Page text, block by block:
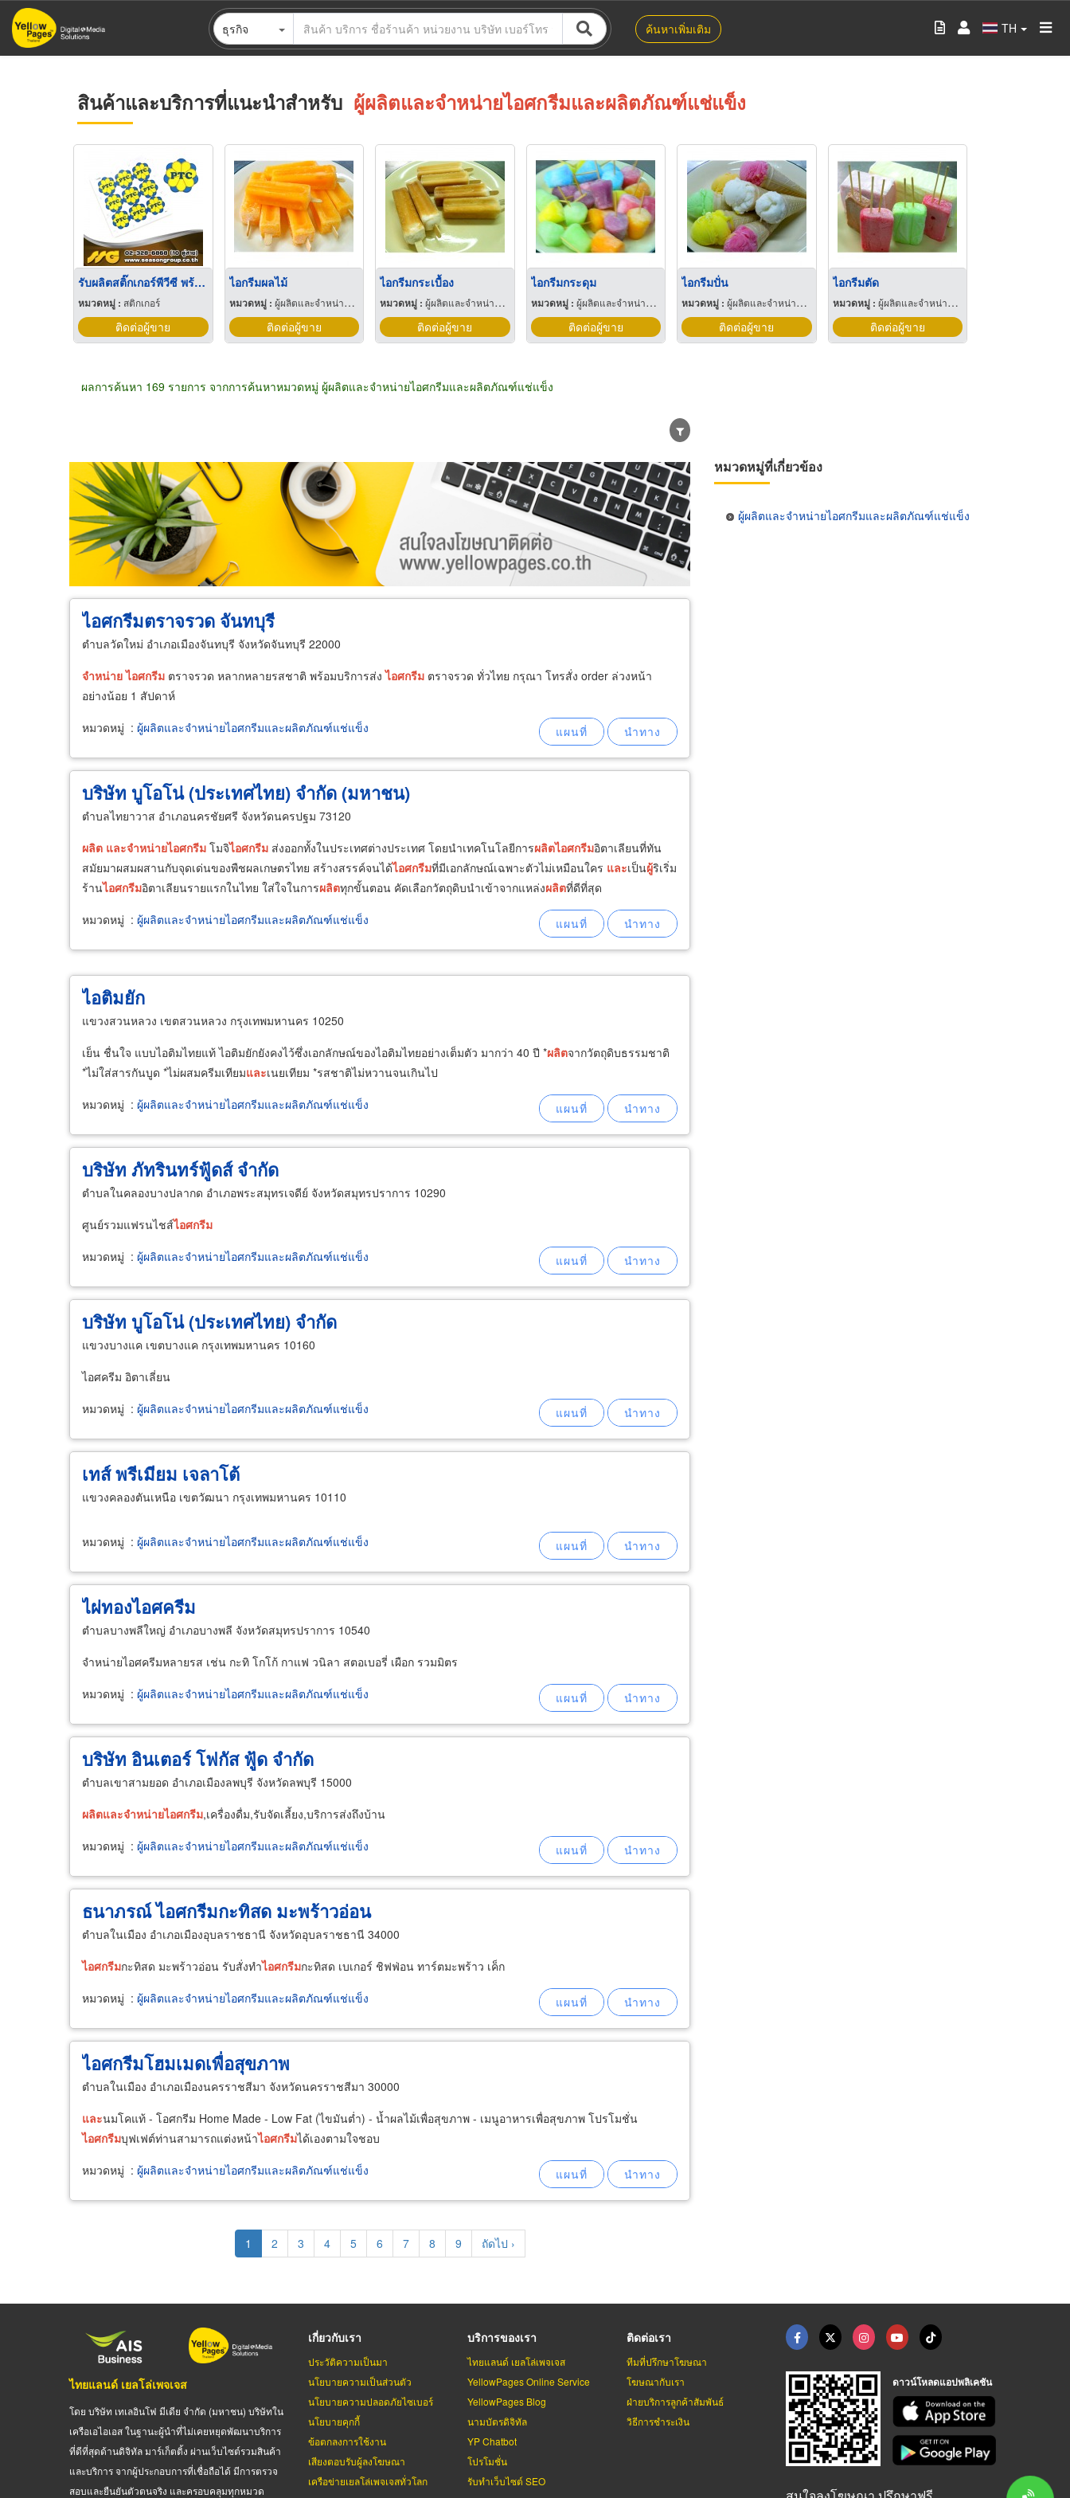
ข้าม
ไป
ธุรกิจ ค้นหาเพิ่มเติม TH
สินค้าและบริการที่แนะนำสำหรับ ผู้ผลิตและจำหน่ายไอศกรีมและผลิตภัณฑ์แช่แข็ง
รับผลิตสติ๊กเกอร์พีวีซี พร้อมไดคัท สติ๊กเกอร์กันน้ำ Sticker PVC
หมวดหมู่ : สติกเกอร์
ติดต่อผู้ขาย
ไอกรีมผลไม้
หมวดหมู่ : ผู้ผลิตและจำหน่ายไอศกรีมและผลิตภัณฑ์แช่แข็ง
ติดต่อผู้ขาย
ไอกรีมกระเบื้อง
หมวดหมู่ : ผู้ผลิตและจำหน่ายไอศกรีมและผลิตภัณฑ์แช่แข็ง
ติดต่อผู้ขาย
ไอกรีมกระดุม
หมวดหมู่ : ผู้ผลิตและจำหน่ายไอศกรีมและผลิตภัณฑ์แช่แข็ง
ติดต่อผู้ขาย
ไอกรีมปั่น
หมวดหมู่ : ผู้ผลิตและจำหน่ายไอศกรีมและผลิตภัณฑ์แช่แข็ง
ติดต่อผู้ขาย
ไอกรีมตัด
หมวดหมู่ : ผู้ผลิตและจำหน่ายไอศกรีมและผลิตภัณฑ์แช่แข็ง
ติดต่อผู้ขาย
ผลการค้นหา 169 รายการ จากการค้นหาหมวดหมู่ ผู้ผลิตและจำหน่ายไอศกรีมและผลิตภัณฑ์แช่แข็ง
ขายส่ง ขายปลีก ผู้ผลิต ตัวแทนจัดจำหน่าย ผู้ส่งออก/นำเข้า ธุรกิจบริการ
ไอศกรีมตราจรวด จันทบุรี
ตำบลวัดใหม่ อำเภอเมืองจันทบุรี จังหวัดจันทบุรี 22000
จำหน่าย ไอศกรีม ตราจรวด หลากหลายรสชาติ พร้อมบริการส่งไอศกรีม ตราจรวด ทั่วไทย กรุณา โทรสั่ง order ล่วงหน้า
อย่างน้อย 1 สัปดาห์
หมวดหมู่ : ผู้ผลิตและจำหน่ายไอศกรีมและผลิตภัณฑ์แช่แข็ง
บริษัท บูโอโน่ (ประเทศไทย) จำกัด (มหาชน)
ตำบลไทยาวาส อำเภอนครชัยศรี จังหวัดนครปฐม 73120
ผลิต และจำหน่ายไอศกรีม โมจิไอศกรีม ส่งออกทั้งในประเทศต่างประเทศ โดยนำเทคโนโลยีการผลิตไอศกรีมอิตาเลียนที่ทัน
สมัยมาผสมผสานกับจุดเด่นของพืชผลเกษตรไทย สร้างสรรค์จนได้ไอศกรีมที่มีเอกลักษณ์เฉพาะตัวไม่เหมือนใคร และเป็นผู้ริเริ่ม
ร้านไอศกรีมอิตาเลียนรายแรกในไทย​ ใส่ใจในการผลิตทุกขั้นตอน คัดเลือกวัตถุดิบนำเข้าจากแหล่งผลิตที่ดีที่สุด
หมวดหมู่ : ผู้ผลิตและจำหน่ายไอศกรีมและผลิตภัณฑ์แช่แข็ง
ไอติมยัก
แขวงสวนหลวง เขตสวนหลวง กรุงเทพมหานคร 10250
เย็น ชื่นใจ แบบไอติมไทยแท้ ไอติมยักยังคงไว้ซึ่งเอกลักษณ์ของไอติมไทยอย่างเต็มตัว มากว่า 40 ปี *ผลิตจากวัตถุดิบธรรมชาติ
*ไม่ใส่สารกันบูด *ไม่ผสมครีมเทียมและเนยเทียม *รสชาติไม่หวานจนเกินไป
หมวดหมู่ : ผู้ผลิตและจำหน่ายไอศกรีมและผลิตภัณฑ์แช่แข็ง
บริษัท ภัทรินทร์ฟู้ดส์ จำกัด
ตำบลในคลองบางปลากด อำเภอพระสมุทรเจดีย์ จังหวัดสมุทรปราการ 10290
ศูนย์รวมแฟรนไชส์ไอศกรีม
หมวดหมู่ : ผู้ผลิตและจำหน่ายไอศกรีมและผลิตภัณฑ์แช่แข็ง
บริษัท บูโอโน่ (ประเทศไทย) จำกัด
แขวงบางแค เขตบางแค กรุงเทพมหานคร 10160
ไอศครีม อิตาเลี่ยน
หมวดหมู่ : ผู้ผลิตและจำหน่ายไอศกรีมและผลิตภัณฑ์แช่แข็ง
เทส์ พรีเมียม เจลาโต้
แขวงคลองตันเหนือ เขตวัฒนา กรุงเทพมหานคร 10110
หมวดหมู่ : ผู้ผลิตและจำหน่ายไอศกรีมและผลิตภัณฑ์แช่แข็ง
ไผ่ทองไอศครีม
ตำบลบางพลีใหญ่ อำเภอบางพลี จังหวัดสมุทรปราการ 10540
จำหน่ายไอศครีมหลายรส เช่น กะทิ โกโก้ กาแฟ วนิลา สตอเบอรี่ เผือก รวมมิตร
หมวดหมู่ : ผู้ผลิตและจำหน่ายไอศกรีมและผลิตภัณฑ์แช่แข็ง
บริษัท อินเตอร์ โฟกัส ฟู้ด จำกัด
ตำบลเขาสามยอด อำเภอเมืองลพบุรี จังหวัดลพบุรี 15000
ผลิตและจำหน่ายไอศกรีม,เครื่องดื่ม,รับจัดเลี้ยง,บริการส่งถึงบ้าน
หมวดหมู่ : ผู้ผลิตและจำหน่ายไอศกรีมและผลิตภัณฑ์แช่แข็ง
ธนาภรณ์ ไอศกรีมกะทิสด มะพร้าวอ่อน
ตำบลในเมือง อำเภอเมืองอุบลราชธานี จังหวัดอุบลราชธานี 34000
ไอศกรีมกะทิสด มะพร้าวอ่อน รับสั่งทำไอศกรีมกะทิสด เบเกอร์ ชิฟฟ่อน ทาร์ตมะพร้าว เค็ก
หมวดหมู่ : ผู้ผลิตและจำหน่ายไอศกรีมและผลิตภัณฑ์แช่แข็ง
ไอศกรีมโฮมเมดเพื่อสุขภาพ
ตำบลในเมือง อำเภอเมืองนครราชสีมา จังหวัดนครราชสีมา 30000
และนมโคแท้ - โอศกรีม Home Made - Low Fat (ไขมันต่ำ) - น้ำผลไม้เพื่อสุขภาพ - เมนูอาหารเพื่อสุขภาพ โปรโมชั่น
ไอศกรีมบุฟเฟต์ท่านสามารถแต่งหน้าไอศกรีมได้เองตามใจชอบ
หมวดหมู่ : ผู้ผลิตและจำหน่ายไอศกรีมและผลิตภัณฑ์แช่แข็ง
Current
page
1 Page
2 Page
3 Page
4 Page
5 Page
6 Page
7 Page
8 Page
9
Next
page
ถัดไป ›
หมวดหมู่ที่เกี่ยวข้อง
ผู้ผลิตและจำหน่ายไอศกรีมและผลิตภัณฑ์แช่แข็ง
ไทยแลนด์ เยลโล่เพจเจส
โดย บริษัท เทเลอินโฟ มีเดีย จำกัด (มหาชน) บริษัทใน
เครือเอไอเอส ในฐานะผู้นำที่ไม่เคยหยุดพัฒนาบริการ
ที่ดีที่สุดด้านดิจิทัล มาร์เก็ตติ้ง ผ่านเว็บไซต์รวมสินค้า
และบริการ จากผู้ประกอบการที่เชื่อถือได้ มีการตรวจ
สอบและยืนยันตัวตนจริง และครอบคลุมทุกหมวด
เกี่ยวกับเรา
ประวัติความเป็นมา
นโยบายความเป็นส่วนตัว
นโยบายความปลอดภัยไซเบอร์
นโยบายคุกกี้
ข้อตกลงการใช้งาน
เสียงตอบรับผู้ลงโฆษณา
เครือข่ายเยลโล่เพจเจสทั่วโลก
บริการของเรา
ไทยแลนด์ เยลโล่เพจเจส
YellowPages Online Service
YellowPages Blog
นามบัตรดิจิทัล
YP Chatbot
โปรโมชั่น
รับทำเว็บไซต์ SEO
ติดต่อเรา
ทีมที่ปรึกษาโฆษณา
โฆษณากับเรา
ฝ่ายบริการลูกค้าสัมพันธ์
วิธีการชำระเงิน
ดาวน์โหลดแอปพลิเคชัน